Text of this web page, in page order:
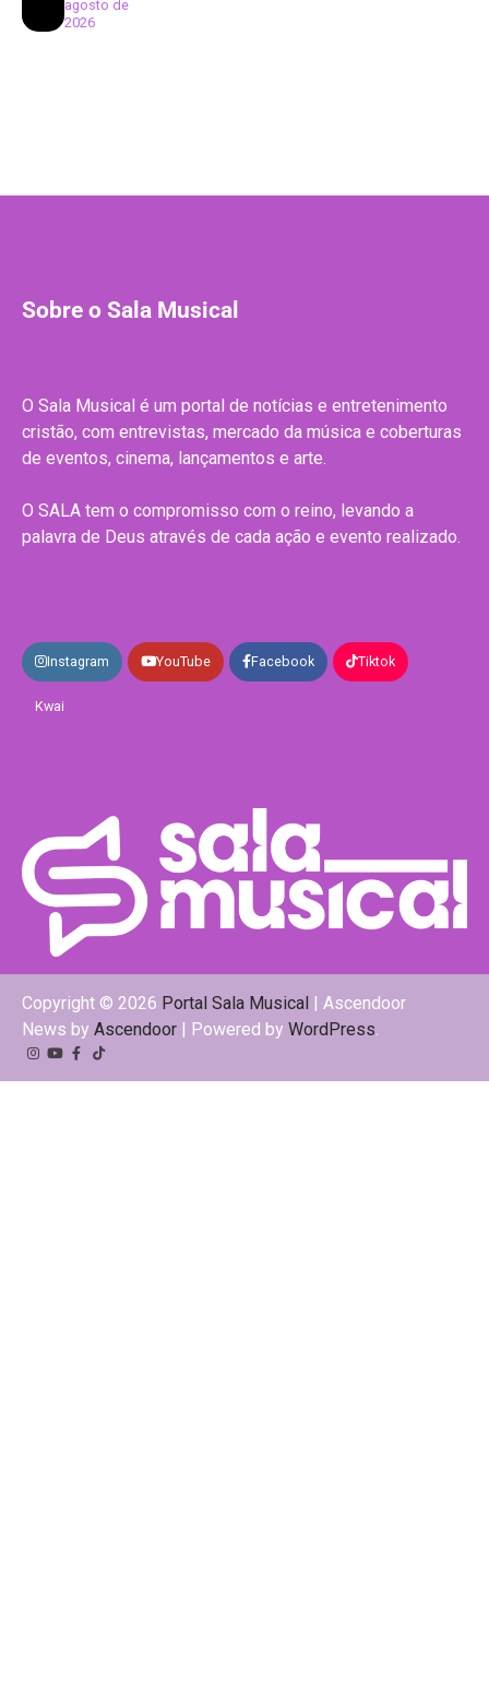
agosto de
2026
Sobre o Sala Musical
O Sala Musical é um portal de notícias e entretenimento
cristão, com entrevistas, mercado da música e coberturas
de eventos, cinema, lançamentos e arte.
O SALA tem o compromisso com o reino, levando a
palavra de Deus através de cada ação e evento realizado.
Instagram YouTube Facebook Tiktok
Kwai
Copyright © 2026 Portal Sala Musical | Ascendoor
News by Ascendoor | Powered by WordPress
Instagram
YouTube
Facebook
Tiktok